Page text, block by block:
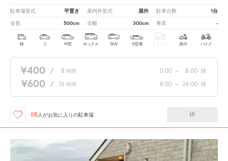
駐車場形式 平置き 屋内外形式 屋外 駐車台数 1台
全長 500cm 全幅 300cm 車高 -
軽 コ 中型 ボックス SUV 大型車 トラック 原付 バイク
¥400 / 8 時間 0:00 ～ 8:00 休
¥600 / 16 時間 8:00 ～ 24:00 休
86 人がお気に入りの駐車場 休